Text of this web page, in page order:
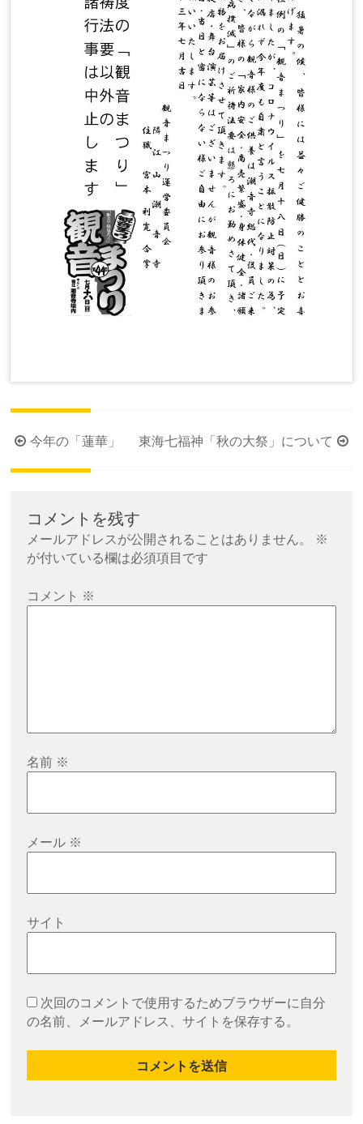
投
稿
今年の「蓮華」 東海七福神「秋の大祭」について
コメントを残す
メールアドレスが公開されることはありません。
※
が付いている欄は必須項目です
コメント ※
名前 ※
メール ※
サイト
次回のコメントで使用するためブラウザーに自分
の名前、メールアドレス、サイトを保存する。